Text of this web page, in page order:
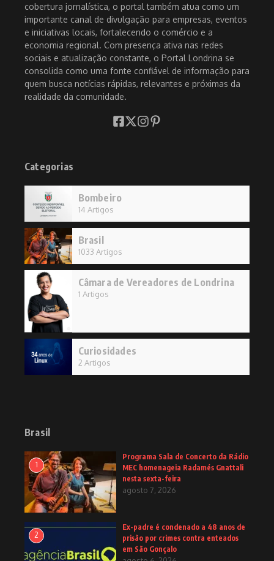
cobertura jornalística, o portal também atua como um
importante canal de divulgação para empresas, eventos
e iniciativas locais, fortalecendo o comércio e a
economia regional. Com presença ativa nas redes
sociais e atualização constante, o Portal Londrina se
consolida como uma fonte confiável de informação para
quem busca notícias rápidas, relevantes e próximas da
realidade da comunidade.
Categorias
Bombeiro
14 Artigos
Brasil
1033 Artigos
Câmara de Vereadores de Londrina
1 Artigos
Curiosidades
2 Artigos
Brasil
1
Programa Sala de Concerto da Rádio
MEC homenageia Radamés Gnattali
nesta sexta-feira
agosto 7, 2026
2
Ex-padre é condenado a 48 anos de
prisão por crimes contra enteados
em São Gonçalo